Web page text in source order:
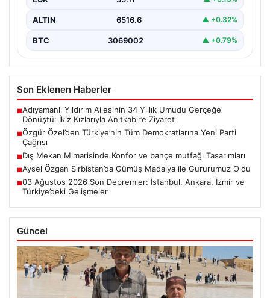
ALTIN 6516.6 ▲ +0.32%
BTC 3069002 ▲ +0.79%
Son Eklenen Haberler
■Adıyamanlı Yıldırım Ailesinin 34 Yıllık Umudu Gerçeğe
Dönüştü: İkiz Kızlarıyla Anıtkabir’e Ziyaret
■Özgür Özel’den Türkiye’nin Tüm Demokratlarına Yeni Parti
Çağrısı
■Dış Mekan Mimarisinde Konfor ve bahçe mutfağı Tasarımları
■Aysel Özgan Sırbistan’da Gümüş Madalya ile Gururumuz Oldu
■03 Ağustos 2026 Son Depremler: İstanbul, Ankara, İzmir ve
Türkiye’deki Gelişmeler
Güncel